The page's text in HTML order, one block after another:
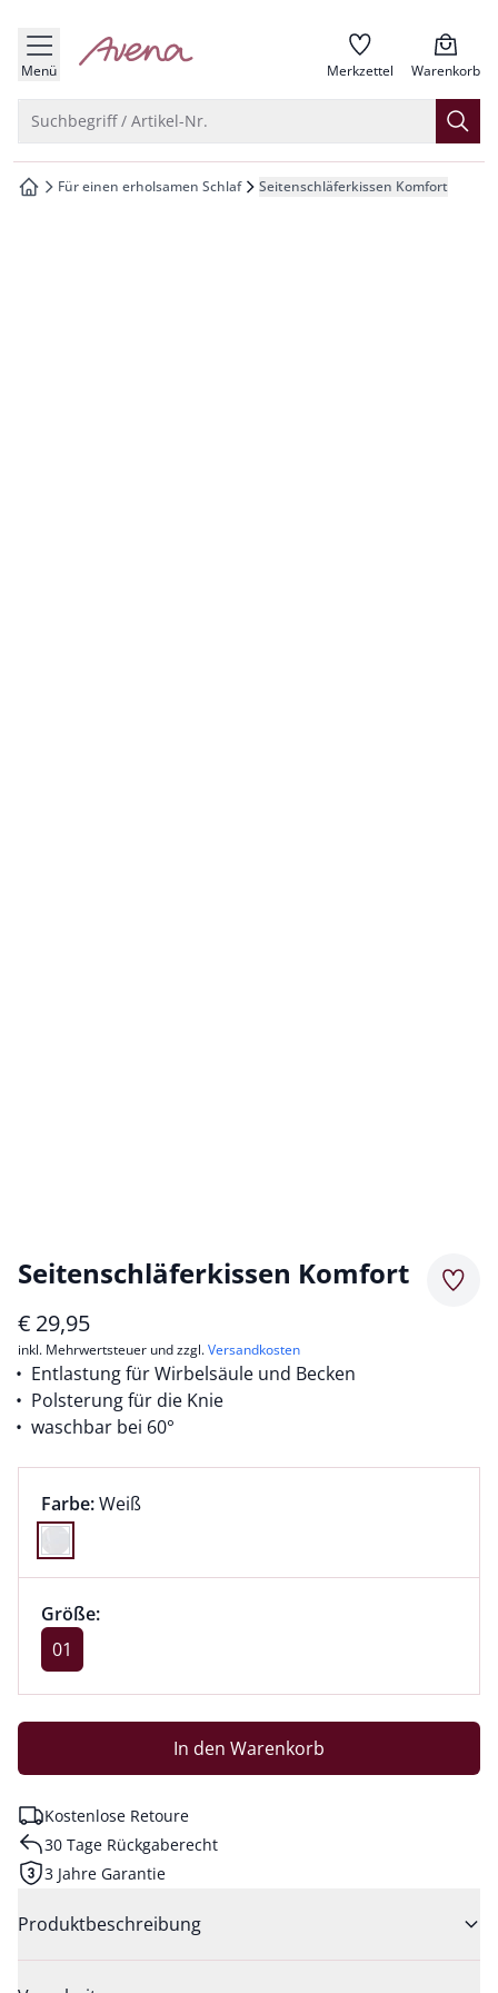
springen
springen
springen
springen
Menü zur Startseite Merkzettel Warenkorb
Suchbegriff / Artikel-Nr.
zur Startseite
Für einen erholsamen Schlaf Seitenschläferkissen Komfort
Seitenschläferkissen Komfort
€ 29,95
inkl. Mehrwertsteuer und zzgl.Versandkosten
Entlastung für Wirbelsäule und Becken
Polsterung für die Knie
waschbar bei 60°
Farbauswahl:
Farbe:aktuell ausgewählt:
Weiß
Farbe Weiß ausgewählt
Größenauswahl:
Größe:
Größe 01 ausgewählt
01
In den Warenkorb
Kostenlose Retoure
30 Tage Rückgaberecht
3 Jahre Garantie
Produktbeschreibung